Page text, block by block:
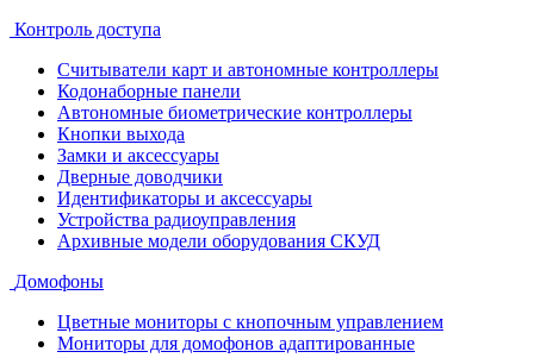
Контроль доступа
Считыватели карт и автономные контроллеры
Кодонаборные панели
Автономные биометрические контроллеры
Кнопки выхода
Замки и аксессуары
Дверные доводчики
Идентификаторы и аксессуары
Устройства радиоуправления
Архивные модели оборудования СКУД
Домофоны
Цветные мониторы с кнопочным управлением
Мониторы для домофонов адаптированные